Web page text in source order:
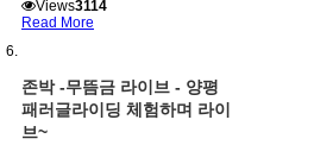
Views3114
Read More
존박 -무뜸금 라이브 - 양평
패러글라이딩 체험하며 라이
브~